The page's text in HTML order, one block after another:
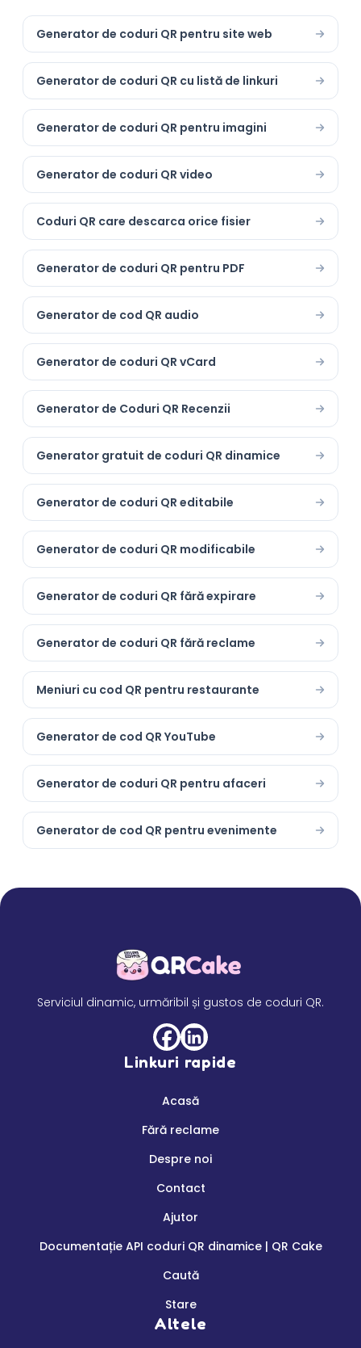
Generator de coduri QR pentru site web
Generator de coduri QR cu listă de linkuri
Generator de coduri QR pentru imagini
Generator de coduri QR video
Coduri QR care descarca orice fisier
Generator de coduri QR pentru PDF
Generator de cod QR audio
Generator de coduri QR vCard
Generator de Coduri QR Recenzii
Generator gratuit de coduri QR dinamice
Generator de coduri QR editabile
Generator de coduri QR modificabile
Generator de coduri QR fără expirare
Generator de coduri QR fără reclame
Meniuri cu cod QR pentru restaurante
Generator de cod QR YouTube
Generator de coduri QR pentru afaceri
Generator de cod QR pentru evenimente
Serviciul dinamic, urmăribil și gustos de coduri QR.
Linkuri rapide
Acasă
Fără reclame
Despre noi
Contact
Ajutor
Documentație API coduri QR dinamice | QR Cake
Caută
Stare
Altele